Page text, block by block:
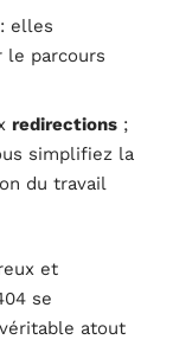
elles
le parcours
redirections ;
simplifiez la
du travail
et
se
atout